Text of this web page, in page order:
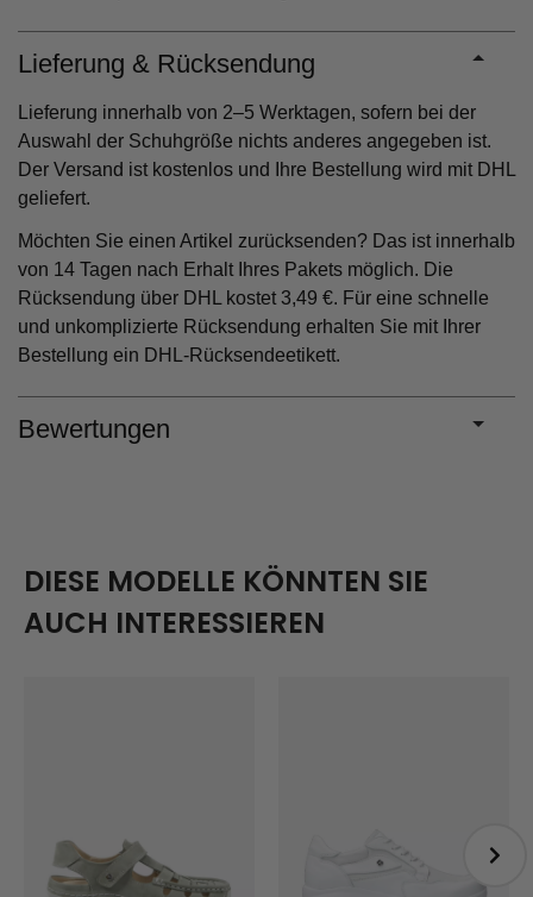
Lieferung & Rücksendung
Lieferung innerhalb von 2–5 Werktagen, sofern bei der
Auswahl der Schuhgröße nichts anderes angegeben ist.
Der Versand ist kostenlos und Ihre Bestellung wird mit DHL
geliefert.
Möchten Sie einen Artikel zurücksenden? Das ist innerhalb
von 14 Tagen nach Erhalt Ihres Pakets möglich. Die
Rücksendung über DHL kostet 3,49 €. Für eine schnelle
und unkomplizierte Rücksendung erhalten Sie mit Ihrer
Bestellung ein DHL-Rücksendeetikett.
Bewertungen
DIESE MODELLE KÖNNTEN SIE
AUCH INTERESSIEREN